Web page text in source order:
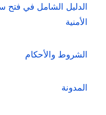
الدليل الشامل في فتح
الأمنية
الشروط والأحكام
المدونة